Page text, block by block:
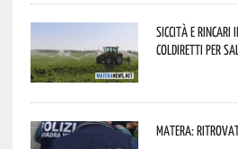
Siccità e rincari
Coldiretti per
Matera: